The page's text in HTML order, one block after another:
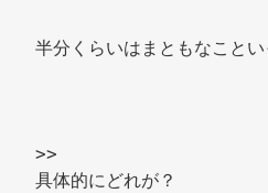
半分くらいはまともなこと
>>
具体的にどれが？